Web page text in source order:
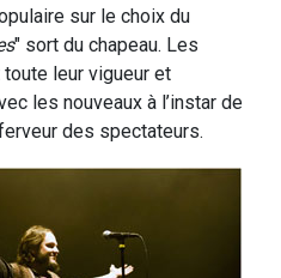
sur le choix du
" sort du chapeau. Les
leur vigueur et
les nouveaux à l’instar de
des spectateurs.